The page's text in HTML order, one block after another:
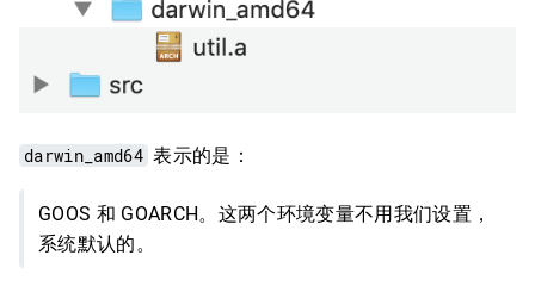
darwin_amd64 表示的是：
GOOS 和 GOARCH。这两个环境变量不用我们设置，
系统默认的。